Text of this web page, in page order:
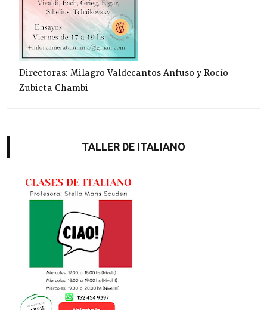
Directoras: Milagro Valdecantos Anfuso y Rocío
Zubieta Chambi
TALLER DE ITALIANO